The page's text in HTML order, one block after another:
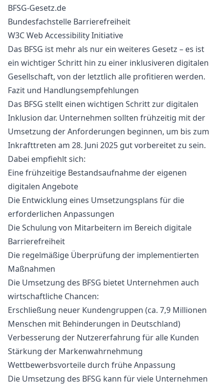
BFSG-Gesetz.de
Bundesfachstelle Barrierefreiheit
W3C Web Accessibility Initiative
Das BFSG ist mehr als nur ein weiteres Gesetz – es ist
ein wichtiger Schritt hin zu einer inklusiveren digitalen
Gesellschaft, von der letztlich alle profitieren werden.
Fazit und Handlungsempfehlungen
Das BFSG stellt einen wichtigen Schritt zur digitalen
Inklusion dar. Unternehmen sollten frühzeitig mit der
Umsetzung der Anforderungen beginnen, um bis zum
Inkrafttreten am 28. Juni 2025 gut vorbereitet zu sein.
Dabei empfiehlt sich:
Eine frühzeitige Bestandsaufnahme der eigenen
digitalen Angebote
Die Entwicklung eines Umsetzungsplans für die
erforderlichen Anpassungen
Die Schulung von Mitarbeitern im Bereich digitale
Barrierefreiheit
Die regelmäßige Überprüfung der implementierten
Maßnahmen
Die Umsetzung des BFSG bietet Unternehmen auch
wirtschaftliche Chancen:
Erschließung neuer Kundengruppen (ca. 7,9 Millionen
Menschen mit Behinderungen in Deutschland)
Verbesserung der Nutzererfahrung für alle Kunden
Stärkung der Markenwahrnehmung
Wettbewerbsvorteile durch frühe Anpassung
Die Umsetzung des BFSG kann für viele Unternehmen